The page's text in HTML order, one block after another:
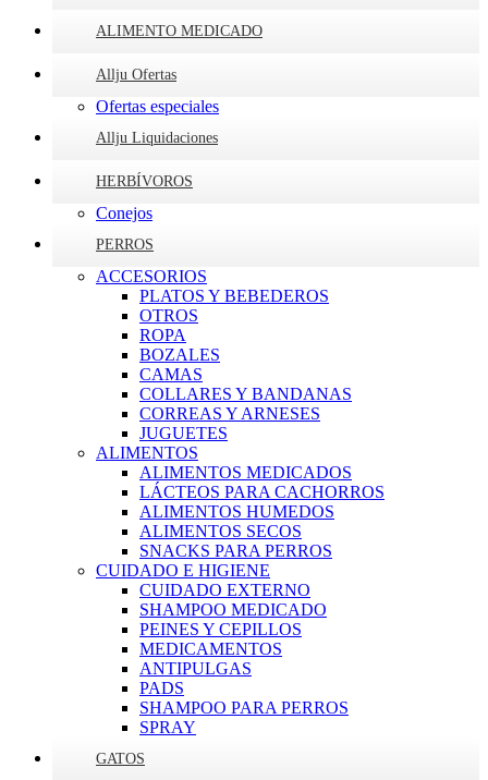
ALIMENTO MEDICADO
Allju Ofertas
Ofertas especiales
Allju Liquidaciones
HERBÍVOROS
Conejos
PERROS
ACCESORIOS
PLATOS Y BEBEDEROS
OTROS
ROPA
BOZALES
CAMAS
COLLARES Y BANDANAS
CORREAS Y ARNESES
JUGUETES
ALIMENTOS
ALIMENTOS MEDICADOS
LÁCTEOS PARA CACHORROS
ALIMENTOS HUMEDOS
ALIMENTOS SECOS
SNACKS PARA PERROS
CUIDADO E HIGIENE
CUIDADO EXTERNO
SHAMPOO MEDICADO
PEINES Y CEPILLOS
MEDICAMENTOS
ANTIPULGAS
PADS
SHAMPOO PARA PERROS
SPRAY
GATOS